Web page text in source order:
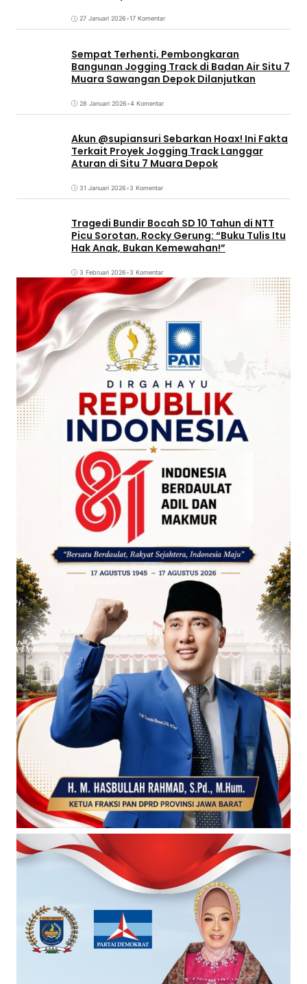
27 Januari 2026•17 Komentar
Sempat Terhenti, Pembongkaran
Bangunan Jogging Track di Badan Air Situ 7
Muara Sawangan Depok Dilanjutkan
28 Januari 2026•4 Komentar
Akun @supiansuri Sebarkan Hoax! Ini Fakta
Terkait Proyek Jogging Track Langgar
Aturan di Situ 7 Muara Depok
31 Januari 2026•3 Komentar
Tragedi Bundir Bocah SD 10 Tahun di NTT
Picu Sorotan, Rocky Gerung: “Buku Tulis Itu
Hak Anak, Bukan Kemewahan!”
3 Februari 2026•3 Komentar